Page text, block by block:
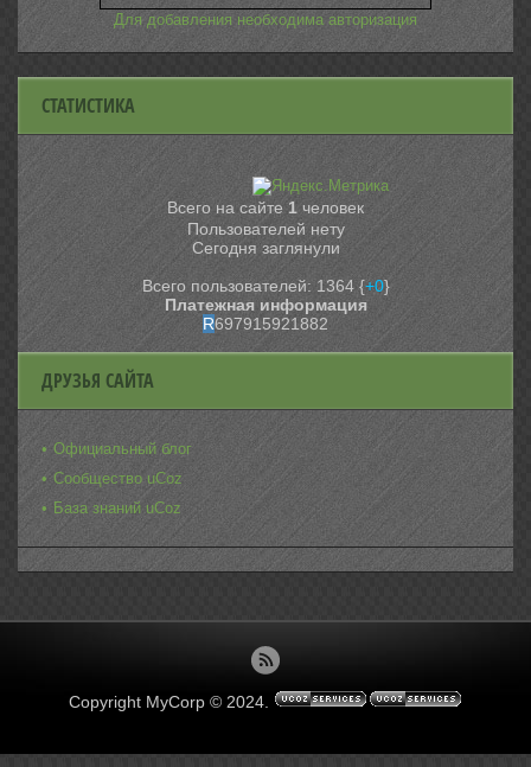
Для добавления необходима авторизация
СТАТИСТИКА
Всего на сайте 1 человек
Пользователей нету
Сегодня заглянули
Всего пользователей: 1364 {+0}
Платежная информация
R697915921882
ДРУЗЬЯ САЙТА
Официальный блог
Сообщество uCoz
База знаний uCoz
Copyright MyCorp © 2024.